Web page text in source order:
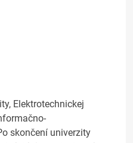
Elektrotechnickej
skončení univerzity